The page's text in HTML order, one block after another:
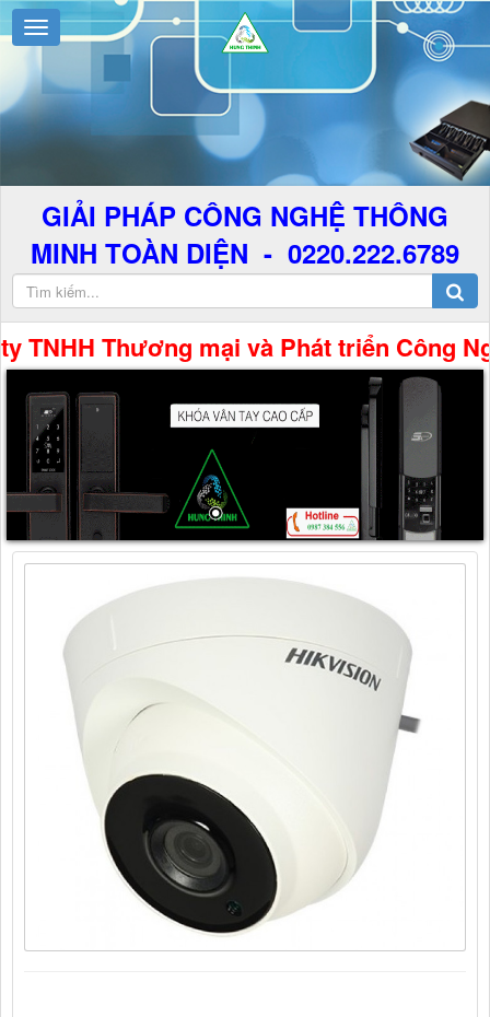
GIẢI PHÁP CÔNG NGHỆ THÔNG
MINH TOÀN DIỆN - 0220.222.6789
Thương mại và Phát triển Công